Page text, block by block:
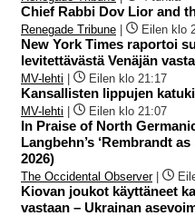
Chief Rabbi Dov Lior and
Renegade Tribune Eilen klo
New York Times raportoi
levitettävästä Venäjän
MV-lehti Eilen klo 21:17
Kansallisten lippujen
MV-lehti Eilen klo 21:07
In Praise of North
Langbehn’s ‘Rembrandt
2026)
The Occidental Observer|
Kiovan joukot käyttäneet
vastaan – Ukrainan